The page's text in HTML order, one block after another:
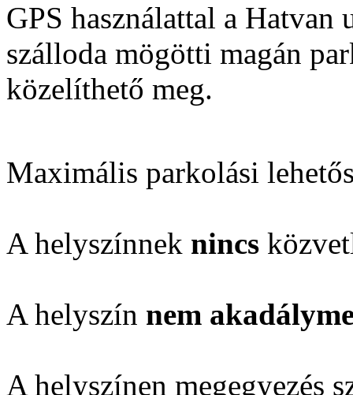
GPS használattal a
szálloda mögötti magán
közelíthető meg.
Maximális parkolási
A helyszínnek nincs
A helyszín nem
A helyszínen megegyezés